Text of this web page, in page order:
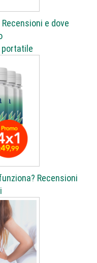
e dove
Recensioni